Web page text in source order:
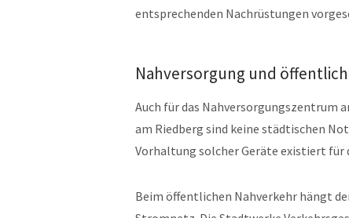
entsprechenden Nachrüstungen
Nahversorgung und
Auch für das Nahversorgungszentrum
am Riedberg sind keine städtischen
Vorhaltung solcher Geräte existiert
Beim öffentlichen Nahverkehr hängt